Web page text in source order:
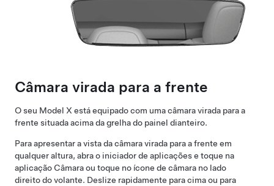
Câmara virada para a frente
O seu Model X está equipado com uma câmara virada para a
frente situada acima da grelha do painel dianteiro.
Para apresentar a vista da câmara virada para a frente em
qualquer altura, abra o iniciador de aplicações e toque na
aplicação Câmara ou toque no ícone de câmara no lado
direito do volante. Deslize rapidamente para cima ou para